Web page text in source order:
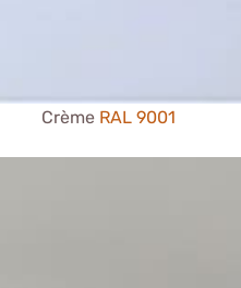
Crème RAL 9001